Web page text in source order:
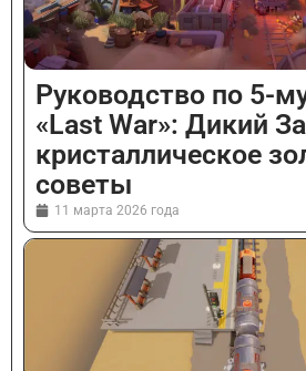
Руководство по 5-
«Last War»: Дикий
кристаллическое
советы
11 марта 2026 года